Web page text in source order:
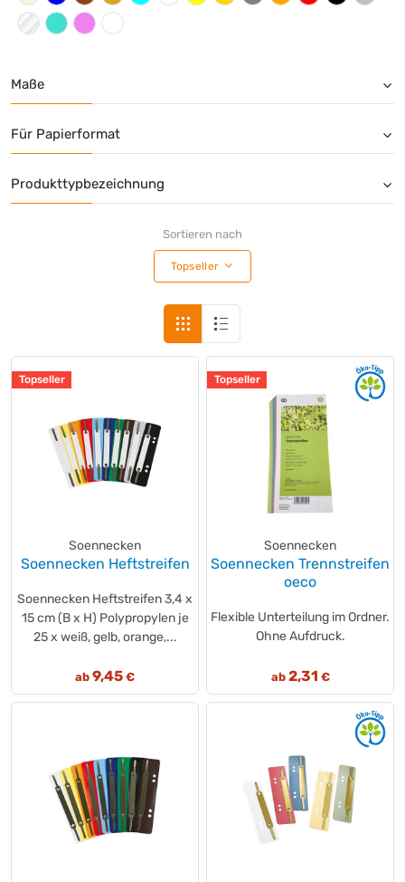
Maße
Für Papierformat
Produkttypbezeichnung
Sortieren nach
Topseller
Topseller
Soennecken
Soennecken Heftstreifen
Soennecken Heftstreifen 3,4 x
15 cm (B x H) Polypropylen je
25 x weiß, gelb, orange,...
ab 9,45 €
Topseller
Soennecken
Soennecken Trennstreifen
oeco
Flexible Unterteilung im Ordner.
Ohne Aufdruck.
ab 2,31 €